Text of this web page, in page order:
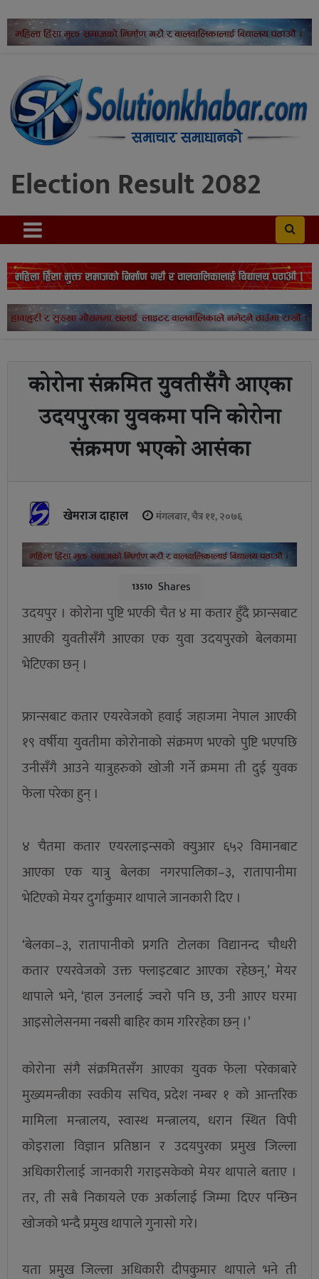
Election Result 2082
कोरोना संक्रमित युवतीसँगै आएका
उदयपुरका युवकमा पनि कोरोना
संक्रमण भएको आसंका
खेमराज दाहाल मंगलबार, चैत्र ११, २०७६
13510 Shares
उदयपुर । कोरोना पुष्टि भएकी चैत ४ मा कतार हुँदै फ्रान्सबाट
आएकी युवतीसँगै आएका एक युवा उदयपुरको बेलकामा
भेटिएका छन् ।
फ्रान्सबाट कतार एयरवेजको हवाई जहाजमा नेपाल आएकी
१९ वर्षीया युवतीमा कोरोनाको संक्रमण भएको पुष्टि भएपछि
उनीसँगै आउने यात्रुहरुको खोजी गर्ने क्रममा ती दुई युवक
फेला परेका हुन् ।
४ चैतमा कतार एयरलाइन्सको क्युआर ६५२ विमानबाट
आएका एक यात्रु बेलका नगरपालिका–३, रातापानीमा
भेटिएको मेयर दुर्गाकुमार थापाले जानकारी दिए ।
‘बेलका–३, रातापानीको प्रगति टोलका विद्यानन्द चौधरी
कतार एयरवेजको उक्त फ्लाइटबाट आएका रहेछन्,’ मेयर
थापाले भने, ‘हाल उनलाई ज्वरो पनि छ, उनी आएर घरमा
आइसोलेसनमा नबसी बाहिर काम गरिरहेका छन् ।’
कोरोना संगै संक्रमितसँग आएका युवक फेला परेकाबारे
मुख्यमन्त्रीका स्वकीय सचिव, प्रदेश नम्बर १ को आन्तरिक
मामिला मन्त्रालय, स्वास्थ मन्त्रालय, धरान स्थित विपी
कोइराला विज्ञान प्रतिष्ठान र उदयपुरका प्रमुख जिल्ला
अधिकारीलाई जानकारी गराइसकेको मेयर थापाले बताए ।
तर, ती सबै निकायले एक अर्कालाई जिम्मा दिएर पन्छिन
खोजको भन्दै प्रमुख थापाले गुनासो गरे।
यता प्रमुख जिल्ला अधिकारी दीपकुमार थापाले भने ती